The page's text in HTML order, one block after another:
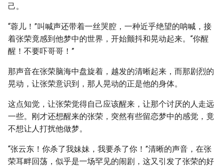
己。
“蓉儿！”叫喊声还带着一丝哭腔，一种近乎绝望的呐喊，接
着张荣竟感到他梦中的世界，开始颤抖和晃动起来。“你醒
醒！不要吓哥哥！”
那声音在张荣脑海中盘旋着，越发的清晰起来，而那剧烈的
晃动，让张荣意识到，那人晃动的正是他的身体。
这点知觉，让张荣觉得自己应该醒来，让那个讨厌的人走远
一些。刚才还想醒来的张荣，突然有些留恋梦中的感觉，竟
不想让人打扰他做梦。
“张云东！你杀了我妹妹，我要杀了你！”清晰的声音，在张
荣耳畔回荡，似乎是一场罕见的闹剧，这又引发了张荣的好